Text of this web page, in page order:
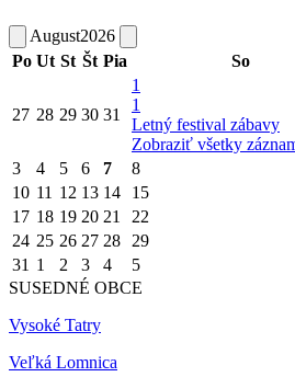
August2026
Po Ut St Št Pia So
27 28 29 30 31
1
1
Letný festival zábavy
Zobraziť všetky
3 4 5 6 7 8
10 11 12 13 14 15
17 18 19 20 21 22
24 25 26 27 28 29
31 1 2 3 4 5
SUSEDNÉ OBCE
Vysoké Tatry
Veľká Lomnica